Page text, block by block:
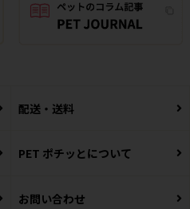
配送・送料
PET ポチッとについて
お問い合わせ